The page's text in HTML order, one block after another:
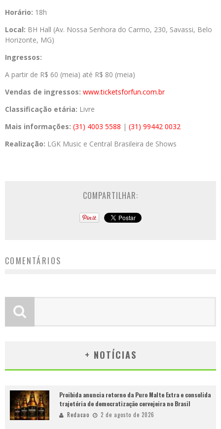
Horário: 18h
Local: BH Hall (Av. Nossa Senhora do Carmo, 230, Savassi, Belo
Horizonte, MG)
Ingressos:
A partir de R$ 60 (meia) até R$ 80 (meia)
Vendas de ingressos: www.ticketsforfun.com.br
Classificação etária: Livre
Mais informações: (31) 4003 5588 | (31) 99442 0032
Realização: LGK Music e Central Brasileira de Shows
COMPARTILHAR:
COMENTÁRIOS
+ NOTÍCIAS
Proibida anuncia retorno da Puro Malte Extra e consolida
trajetória de democratização cervejeira no Brasil
Redacao 2 de agosto de 2026